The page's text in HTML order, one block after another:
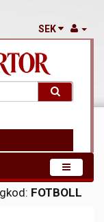
SEK
FOTBOLL